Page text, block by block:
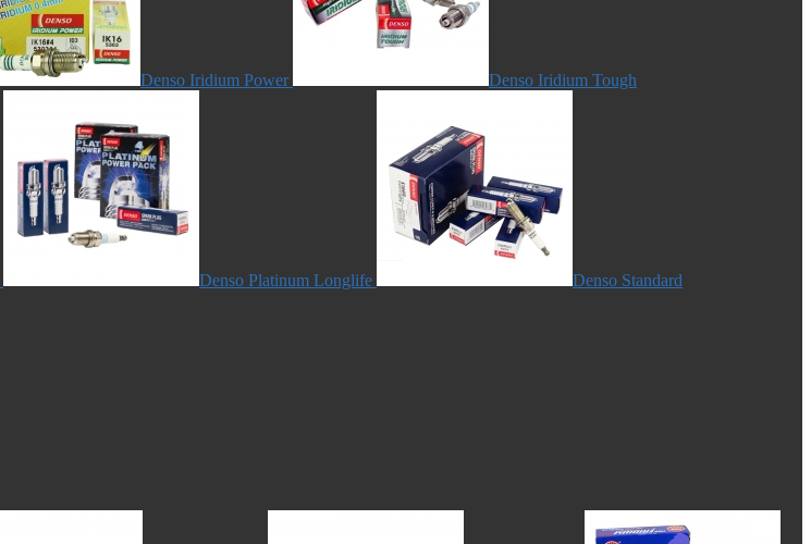
Denso Iridium Power Denso Iridium Tough
Denso Platinum Longlife Denso Standard